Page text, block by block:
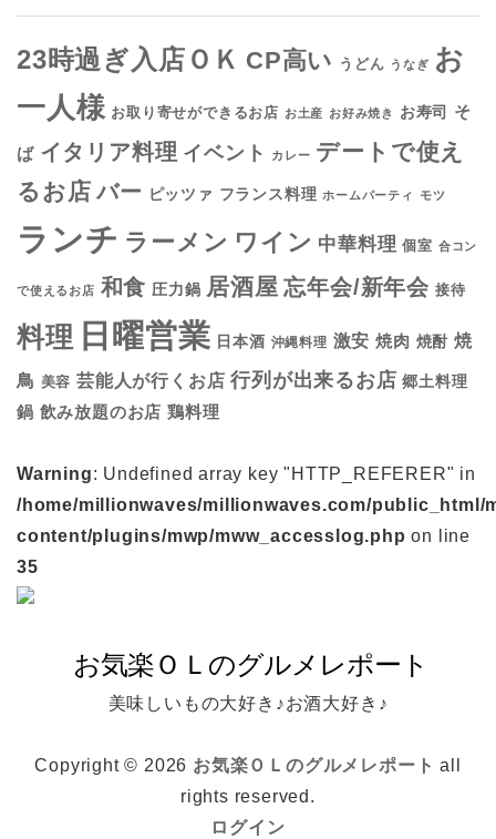
23時過ぎ入店ＯＫ CP高い うどん うなぎ お
一人様 お取り寄せができるお店 お土産 お好み焼き お寿司 そ
ば イタリア料理 イベント カレー デートで使え
るお店 バー ピッツァ フランス料理 ホームパーティ モツ
ランチ ラーメン ワイン 中華料理 個室 合コン
で使えるお店 和食 圧力鍋 居酒屋 忘年会/新年会 接待
料理 日曜営業 日本酒 沖縄料理 激安 焼肉 焼酎 焼
鳥 美容 芸能人が行くお店 行列が出来るお店 郷土料理
鍋 飲み放題のお店 鶏料理
Warning: Undefined array key "HTTP_REFERER" in
/home/millionwaves/millionwaves.com/public_html/
content/plugins/mwp/mww_accesslog.php on line
35
美味しいもの大好き♪お酒大好き♪
Copyright © 2026 お気楽ＯＬのグルメレポート all
rights reserved.
ログイン